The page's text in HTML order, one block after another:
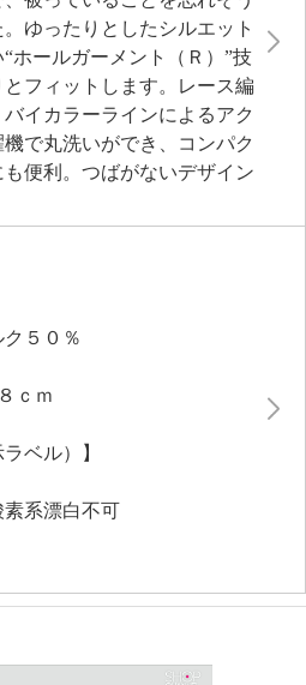
ゆったりとしたシルエット
ホールガーメント（Ｒ）”技
フィットします。レース編
イカラーラインによるアク
で丸洗いができ、コンパク
も便利。つばがないデザイン
ずに使用できるアイテムで
もおすすめ。
ク５０％
ｃｍ
ベル）】
素系漂白不可
油系ドライクリーニング可
可